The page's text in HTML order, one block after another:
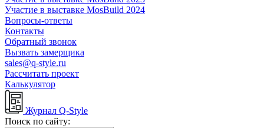
Участие в выставке MosBuild 2024
Вопросы-ответы
Контакты
Обратный звонок
Вызвать замерщика
sales@q-style.ru
Рассчитать проект
Калькулятор
Журнал Q-Style
Поиск по сайту: